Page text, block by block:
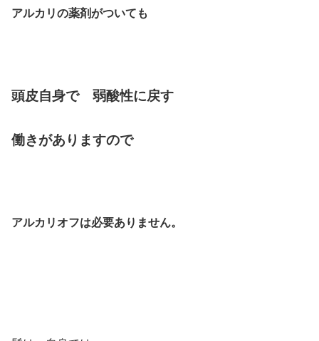
アルカリの薬剤がついても
頭皮自身で 弱酸性に戻す
働きがありますので
アルカリオフは必要ありません。